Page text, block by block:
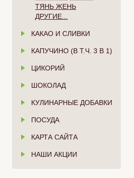
ТЯНЬ ЖЕНЬ
ДРУГИЕ...
КАКАО И СЛИВКИ
КАПУЧИНО (В Т.Ч. 3 В 1)
ЦИКОРИЙ
ШОКОЛАД
КУЛИНАРНЫЕ ДОБАВКИ
ПОСУДА
КАРТА САЙТА
НАШИ АКЦИИ